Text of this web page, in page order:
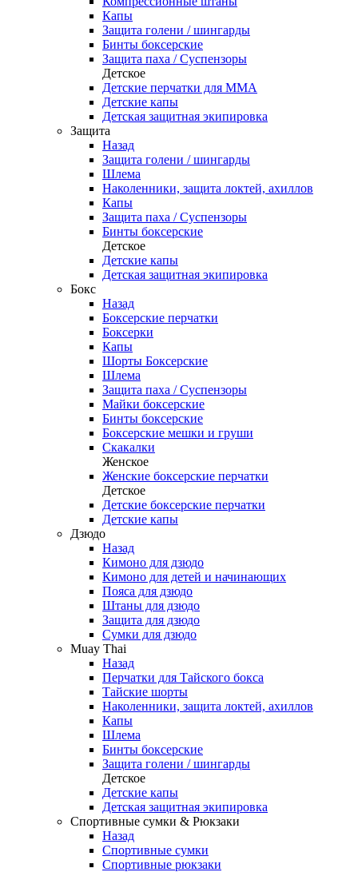
Капы
Защита голени / шингарды
Бинты боксерские
Защита паха / Суспензоры
Детское
Детские перчатки для ММА
Детские капы
Детская защитная экипировка
Защита
Назад
Защита голени / шингарды
Шлема
Наколенники, защита локтей, ахиллов
Капы
Защита паха / Суспензоры
Бинты боксерские
Детское
Детские капы
Детская защитная экипировка
Бокс
Назад
Боксерские перчатки
Боксерки
Капы
Шорты Боксерские
Шлема
Защита паха / Суспензоры
Майки боксерские
Бинты боксерские
Боксерские мешки и груши
Скакалки
Женское
Женские боксерские перчатки
Детское
Детские боксерские перчатки
Детские капы
Дзюдо
Назад
Кимоно для дзюдо
Кимоно для детей и начинающих
Пояса для дзюдо
Штаны для дзюдо
Защита для дзюдо
Сумки для дзюдо
Muay Thai
Назад
Перчатки для Тайского бокса
Тайские шорты
Наколенники, защита локтей, ахиллов
Капы
Шлема
Бинты боксерские
Защита голени / шингарды
Детское
Детские капы
Детская защитная экипировка
Спортивные сумки & Рюкзаки
Назад
Спортивные сумки
Спортивные рюкзаки